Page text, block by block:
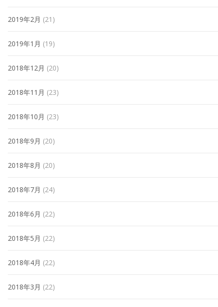
2019年2月 (21)
2019年1月 (19)
2018年12月 (20)
2018年11月 (23)
2018年10月 (23)
2018年9月 (20)
2018年8月 (20)
2018年7月 (24)
2018年6月 (22)
2018年5月 (22)
2018年4月 (22)
2018年3月 (22)